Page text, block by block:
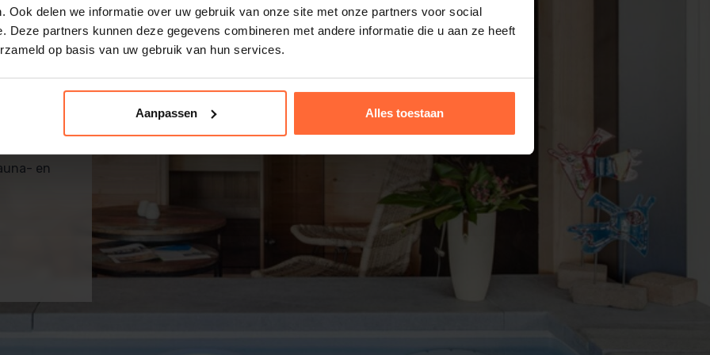
Ook delen we informatie over uw gebruik van onze site met onze partners voor social
Deze partners kunnen deze gegevens combineren met andere informatie die u aan ze heeft
op basis van uw gebruik van hun services.
Aanpassen Alles toestaan
en